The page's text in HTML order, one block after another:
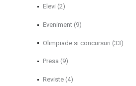
Elevi (2)
Eveniment(9)
Olimpiade si concursuri (33)
Presa (9)
Reviste(4)